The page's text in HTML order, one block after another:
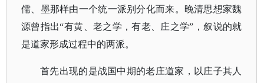
儒、墨那样由一个统一派别分化而来。晚清思想家魏
源曾指出“有黄、老之学，有老、庄之学”，叙说的就
是道家形成过程中的两派。
首先出现的是战国中期的老庄道家，以庄子其人